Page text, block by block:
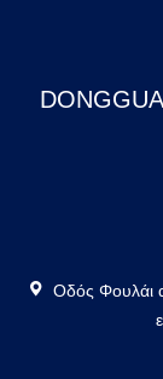
Οδός Φουλάι